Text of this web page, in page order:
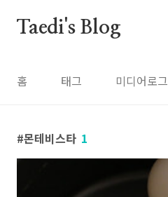
Taedi's Blog
홈 태그 미디어로그
몬테비스타 1